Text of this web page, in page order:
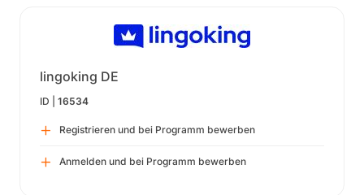
lingoking DE
ID | 16534
Registrieren und bei Programm bewerben
Anmelden und bei Programm bewerben